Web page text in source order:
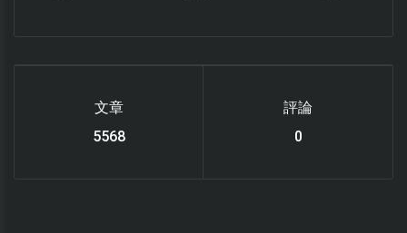
文章
6119
評論
0